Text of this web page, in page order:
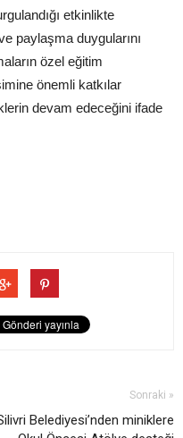
etkinlikte
paylaşma duygularını
özel eğitim
önemli katkılar
devam edeceğini ifade
Sonraki »
Belediyesi’nden miniklere